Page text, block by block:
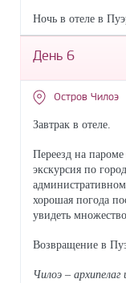
Ночь в отеле в
День 6
Остров Чилоэ
Завтрак в отеле.
Переезд на
экскурсия по
хорошая погода
увидеть
Возвращение в
Чилоэ –